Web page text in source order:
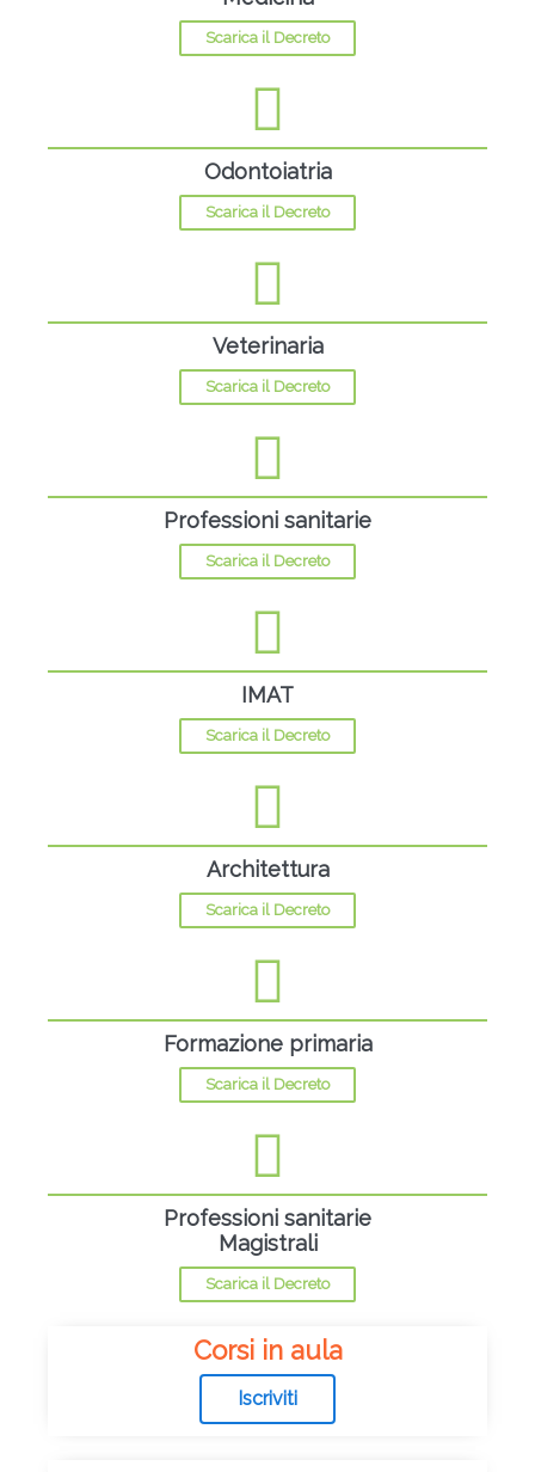
Scarica il Decreto
Odontoiatria
Scarica il Decreto
Veterinaria
Scarica il Decreto
Professioni sanitarie
Scarica il Decreto
IMAT
Scarica il Decreto
Architettura
Scarica il Decreto
Formazione primaria
Scarica il Decreto
Professioni sanitarie
Magistrali
Scarica il Decreto
Corsi in aula
Iscriviti